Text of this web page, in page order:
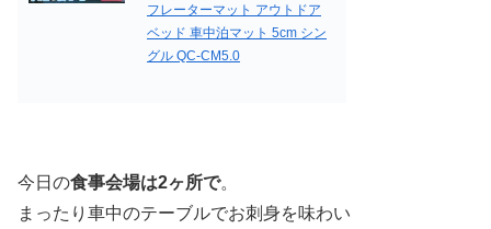
フレーターマット アウトドア
ベッド 車中泊マット 5cm シン
グル QC-CM5.0
今日の食事会場は2ヶ所で。
まったり車中のテーブルでお刺身を味わい